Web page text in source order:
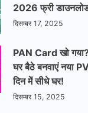
2026 फ्री
दिसम्बर 17, 2025
PAN Card खो
घर बैठे बनवाएं नया
दिन में सीधे घर!
दिसम्बर 15, 2025